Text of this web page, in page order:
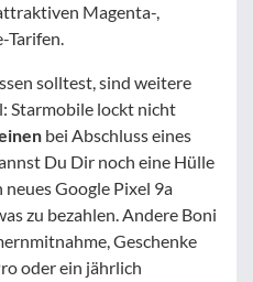
Magenta-,
Tarifen.
solltest, sind weitere
Starmobile lockt nicht
bei Abschluss eines
Du Dir noch eine Hülle
Google Pixel 9a
zu bezahlen. Andere Boni
Geschenke
oder ein jährlich